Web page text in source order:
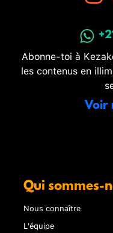
Abonne-toi à
les contenus en
Voir
Qui sommes-
Nous connaître
L'équipe